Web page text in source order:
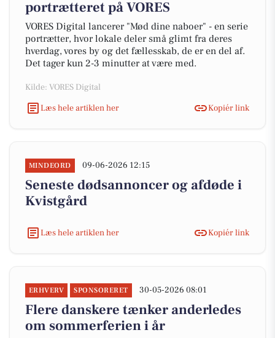
portrætteret på VORES
VORES Digital lancerer "Mød dine naboer" - en serie
portrætter, hvor lokale deler små glimt fra deres
hverdag, vores by og det fællesskab, de er en del af.
Det tager kun 2-3 minutter at være med.
Kilde: VORES Digital
Læs hele artiklen her
Kopiér link
MINDEORD 09-06-2026 12:15
Seneste dødsannoncer og afdøde i
Kvistgård
Læs hele artiklen her Kopiér link
ERHVERV SPONSORERET 30-05-2026 08:01
Flere danskere tænker anderledes
om sommerferien i år